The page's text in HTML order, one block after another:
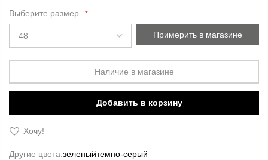
gallery
images
gallery
Выберите размер
Примерить в магазине
Наличие в магазине
Добавить в корзину
Хочу!
Другие цвета:зеленыйтемно-серый